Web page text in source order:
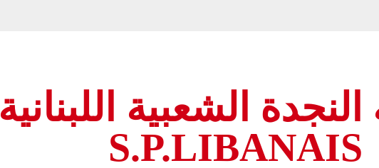
الشعبية اللبنانية
S.P.LIBANAIS